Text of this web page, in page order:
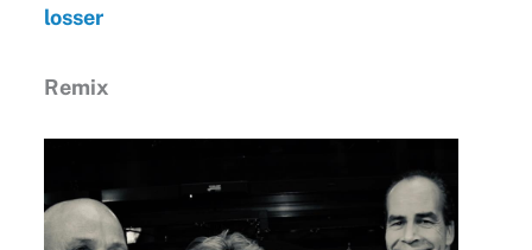
losser
Remix